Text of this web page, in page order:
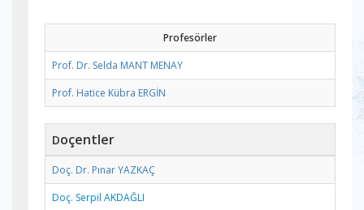
Profesörler
Prof. Dr. Selda MANT MENAY
Prof. Hatice Kübra ERGİN
Doçentler
Doç. Dr. Pınar YAZKAÇ
Doç. Serpil AKDAĞLI